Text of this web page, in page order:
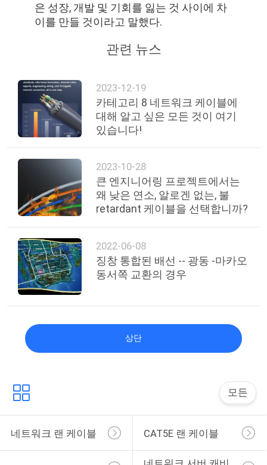
은 성장, 개발 및 기회를 잃는 것 사이에 차
이를 만들 것이라고 말했다.
관련 뉴스
2023-12-19
카테고리 8 네트워크 케이블에
대해 알고 싶은 모든 것이 여기
있습니다!
2023-10-28
큰 엔지니어링 프로젝트에서는
왜 낮은 연소, 알로겐 없는, 불
retardant 케이블을 선택합니까?
2022-06-08
징창 통합된 배선 -- 광동 -마카오
동서쪽 교환의 경우
상단
모든
네트워크 랜 케이블 CAT5E 랜 케이블